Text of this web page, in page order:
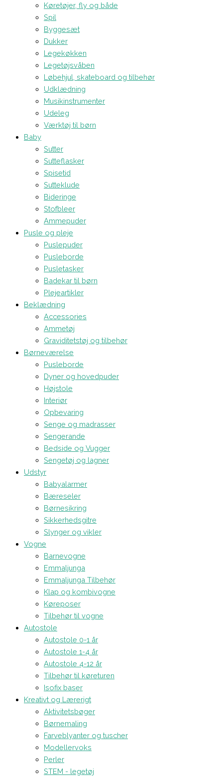
Køretøjer, fly og både
Spil
Byggesæt
Dukker
Legekøkken
Legetøjsvåben
Løbehjul, skateboard og tilbehør
Udklædning
Musikinstrumenter
Udeleg
Værktøj til børn
Baby
Sutter
Sutteflasker
Spisetid
Sutteklude
Bideringe
Stofbleer
Ammepuder
Pusle og pleje
Puslepuder
Pusleborde
Pusletasker
Badekar til børn
Plejeartikler
Beklædning
Accessories
Ammetøj
Graviditetstøj og tilbehør
Børneværelse
Pusleborde
Dyner og hovedpuder
Højstole
Interiør
Opbevaring
Senge og madrasser
Sengerande
Bedside og Vugger
Sengetøj og lagner
Udstyr
Babyalarmer
Bæreseler
Børnesikring
Sikkerhedsgitre
Slynger og vikler
Vogne
Barnevogne
Emmaljunga
Emmaljunga Tilbehør
Klap og kombivogne
Køreposer
Tilbehør til vogne
Autostole
Autostole 0-1 år
Autostole 1-4 år
Autostole 4-12 år
Tilbehør til køreturen
Isofix baser
Kreativt og Lærerigt
Aktivitetsbøger
Børnemaling
Farveblyanter og tuscher
Modellervoks
Perler
STEM - legetøj